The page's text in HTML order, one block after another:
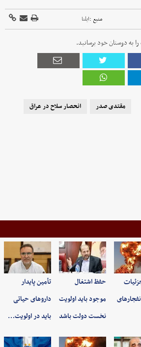
منبع :ایلنا
به دوستان خود برسانید.
مقتدی صدر انحصار سلاح در عراق
حفظ اشتغال
موجود باید اولویت
نخست دولت باشد
تأمین پایدار
داروهای حیاتی
باید در اولویت…